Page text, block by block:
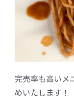
完売率も高いメ
めいたします！